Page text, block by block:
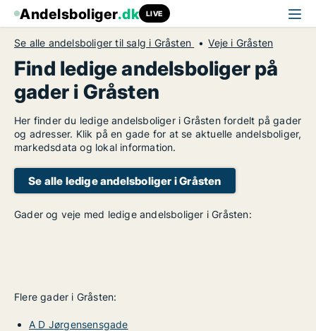
Andelsboliger.dk LIVE
Se alle andelsboliger til salg i Gråsten Veje i Gråsten
Find ledige andelsboliger på
gader i Gråsten
Her finder du ledige andelsboliger i Gråsten fordelt på gader
og adresser. Klik på en gade for at se aktuelle andelsboliger,
markedsdata og lokal information.
Se alle ledige andelsboliger i Gråsten
Gader og veje med ledige andelsboliger i Gråsten:
Flere gader i Gråsten:
A D Jørgensensgade